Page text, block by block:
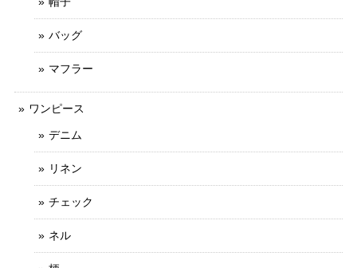
バッグ
マフラー
ワンピース
デニム
リネン
チェック
ネル